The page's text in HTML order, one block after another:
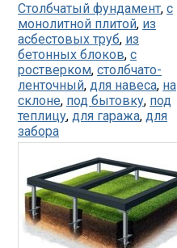
Столбчатый фундамент, с
монолитной плитой, из
асбестовых труб, из
бетонных блоков, с
ростверком, столбчато-
ленточный, для навеса, на
склоне, под бытовку, под
теплицу, для гаража, для
забора